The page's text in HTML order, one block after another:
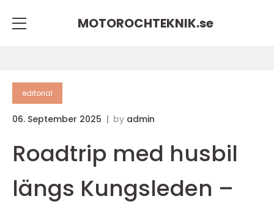
MOTOROCHTEKNIK.se
editorial
06. September 2025 by admin
Roadtrip med husbil
längs Kungsleden –